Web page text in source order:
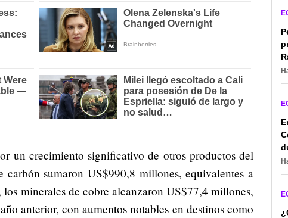
un crecimiento significativo de otros productos del
carbón sumaron US$990,8 millones, equivalentes a
minerales de cobre alcanzaron US$77,4 millones,
anterior, con aumentos notables en destinos como